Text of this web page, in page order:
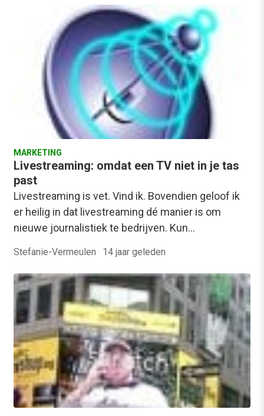
MARKETING
Livestreaming: omdat een TV niet in je tas
past
Livestreaming is vet. Vind ik. Bovendien geloof ik
er heilig in dat livestreaming dé manier is om
nieuwe journalistiek te bedrijven. Kun…
Stefanie-Vermeulen · 14 jaar geleden